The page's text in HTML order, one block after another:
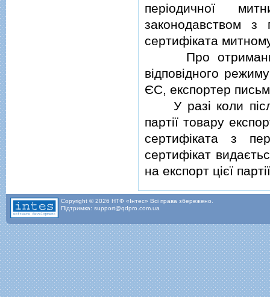
перiодичної
законодавством з
сертифiката
Про отримання
вiдповiдного
ЄС, експортер
У разi коли пiсля
партiї товару
сертифiката з
сертифiкат
на експорт цiєї
Copyright © 2026 НТФ «Інтес» Всі права збережено.
Підтримка: support@qdpro.com.ua